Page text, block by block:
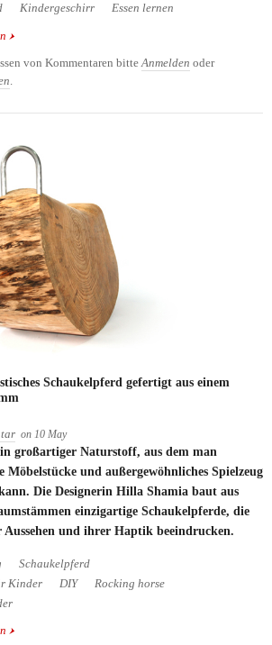
Kindergeschirr Essen lernen
über Geschirr Set für Kinder - Landscape Dinner Set
von Kommentaren bitteAnmelden oder
.
Schaukelpferd gefertigt aus einem
on 10 May
großartiger Naturstoff, aus dem man
Möbelstücke und außergewöhnliches Spielzeug
Die Designerin Hilla Shamia baut aus
einzigartige Schaukelpferde, die
und ihrer Haptik beeindrucken.
Schaukelpferd
Kinder
DIY
Rocking horse
über Minimalistisches Schaukelpferd gefertigt aus